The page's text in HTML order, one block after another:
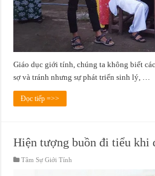
Giáo dục giới tính, chúng ta không biết
sợ và tránh nhưng sự phát triển sinh lý, …
Đọc tiếp =>>
Hiện tượng buồn đi tiểu khi
Tâm Sự Giới Tính